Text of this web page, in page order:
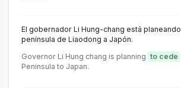
El gobernador Li Hung-chang está planeando
península de Liaodong a Japón.
Governor Li Hung chang is planning to cede
Peninsula to Japan.